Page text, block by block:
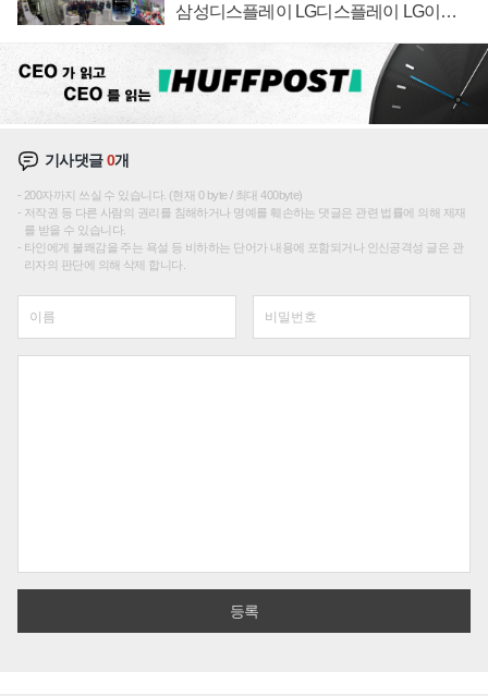
삼성디스플레이 LG디스플레이 LG이노
기사댓글0개
200자까지 쓰실 수 있습니다. (현재 0 byte / 최대 400byte)
저작권 등 다른 사람의 권리를 침해하거나 명예를 훼손하는 댓글은 관련 법률에 의해 제재
를 받을 수 있습니다.
타인에게 불쾌감을 주는 욕설 등 비하하는 단어가 내용에 포함되거나 인신공격성 글은 관
리자의 판단에 의해 삭제 합니다.